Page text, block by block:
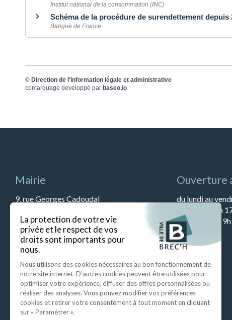
Institut national de la consommation (INC)
Schéma de la procédure de surendettement depuis
Banque de France
© Direction de l'information légale et administrative
comarquage developpé par baseo.io
Mairie
9, rue Georges Cadoudal
Tél : 02 97 57 79 90
Fax : 02 97 57 52 67
Ouverture
du lundi au
et de 13h45 à
Le samedi de